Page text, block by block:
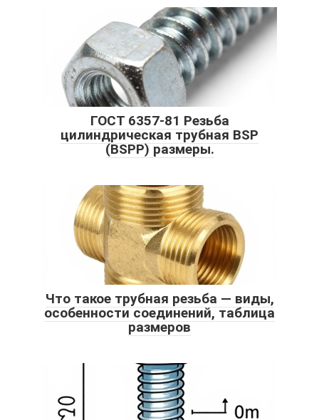
ГОСТ 6357-81 Резьба
цилиндрическая трубная BSP
(BSPP) размеры.
Что такое трубная резьба — виды,
особенности соединений, таблица
размеров